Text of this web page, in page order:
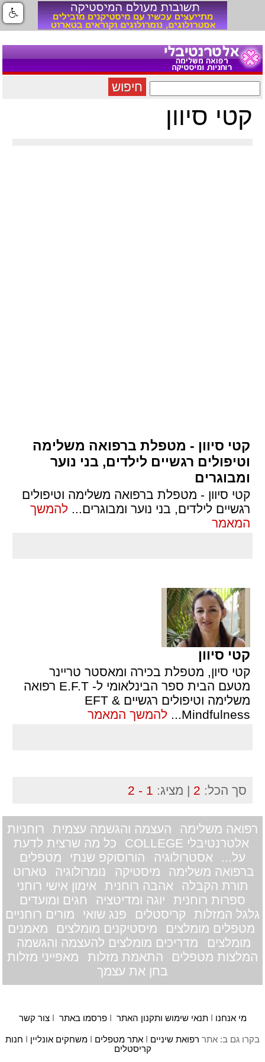
חיפוש
קטי סיוון
קטי סיוון - מטפלת ברפואה משלימה
וטיפולים רגשיים לילדים, בני נוער
ומבוגרים
קטי סיוון - מטפלת ברפואה משלימה וטיפולים
רגשיים לילדים, בני נוער ומבוגרים... להמשך
המאמר
קטי סיוון
קטי סיון, מטפלת בכירה ומאסטר טריינר
מטעם הבית ספר הבינלאומי ל- E.F.T רפואה
משלימה וטיפולים רגשיים EFT &
Mindfulness
... להמשך המאמר
סך הכל: 2 | מציג: 1 - 2
רפואה משלימה העצמה והגשמה עצמית
רוחניות
אלטרנטיבלי COLLEGE
כל מה שרצית לדעת
על...
אסטרולוגיה הורוסוקפ שנתי
מטפלים
ברפואה משלימה
מיסטיקה נומרולוגיה
טארוט
תורת הקבלה
אהבה רוחנית
אימון אישי רוחני
ספרות רוחנית
יוגה ומדיטציה
חגים ומועדים
גלגל המזלות
קריסטלים פנג שואי
מורים רוחניים
מטפלים מומלצים
מיסטיקנים מומלצים
מאמנים
מומלצים
מדריכים מומלצים להעצמה והגשמה
המלצות מטפלים
התאמת מזלות
מאפייני מזלות
בחן את עצמך
מי אנחנו תנאי שימוש ותקנון האתר פרסמו באתר צור קשר
בקרו גם ב: אתר רפואת שיניים אתר מטפלים משחקים אונליין
חנות
קריסטלים